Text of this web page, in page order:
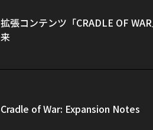
拡張コンテンツ「CRADLE OF
来
Cradle of War: Expansion Notes